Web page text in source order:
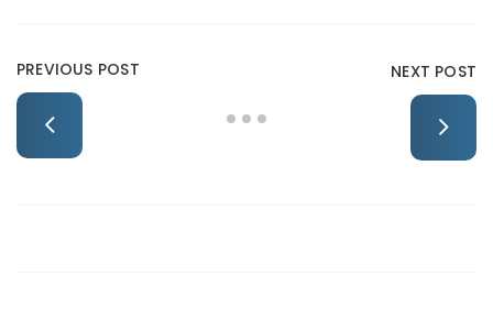
PREVIOUS POST NEXT POST